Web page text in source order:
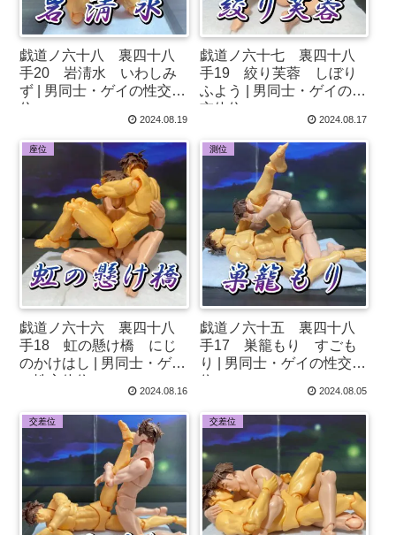
戯道ノ六十八 裏四十八
手20 岩淸水 いわしみ
ず | 男同士・ゲイの性交体
位♂
2024.08.19
戯道ノ六十七 裏四十八
手19 絞り芙蓉 しぼり
ふよう | 男同士・ゲイの性
交体位♂
2024.08.17
座位
戯道ノ六十六 裏四十八
手18 虹の懸け橋 にじ
のかけはし | 男同士・ゲイ
の性交体位♂
2024.08.16
測位
戯道ノ六十五 裏四十八
手17 巣籠もり すごも
り | 男同士・ゲイの性交体
位♂
2024.08.05
交差位 交差位